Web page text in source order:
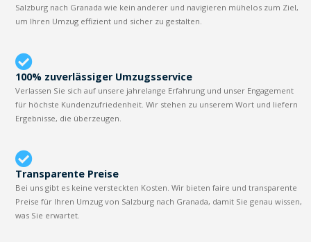
Salzburg nach Granada wie kein anderer und navigieren mühelos zum Ziel,
um Ihren Umzug effizient und sicher zu gestalten.
100% zuverlässiger Umzugsservice
Verlassen Sie sich auf unsere jahrelange Erfahrung und unser Engagement
für höchste Kundenzufriedenheit. Wir stehen zu unserem Wort und liefern
Ergebnisse, die überzeugen.
Transparente Preise
Bei uns gibt es keine versteckten Kosten. Wir bieten faire und transparente
Preise für Ihren Umzug von Salzburg nach Granada, damit Sie genau wissen,
was Sie erwartet.